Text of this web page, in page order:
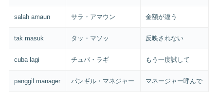
salah amaun サラ・アマウン 金額が違う
tak masuk タッ・マソッ 反映されない
cuba lagi チュバ・ラギ もう一度試して
panggil manager パンギル・マネジャー マネージャー呼んで